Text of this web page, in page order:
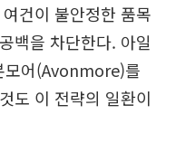
건이 불안정한 품목
백을 차단한다. 아일
모어(Avonmore)를
도 이 전략의 일환이